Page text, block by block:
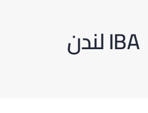
IBA لندن